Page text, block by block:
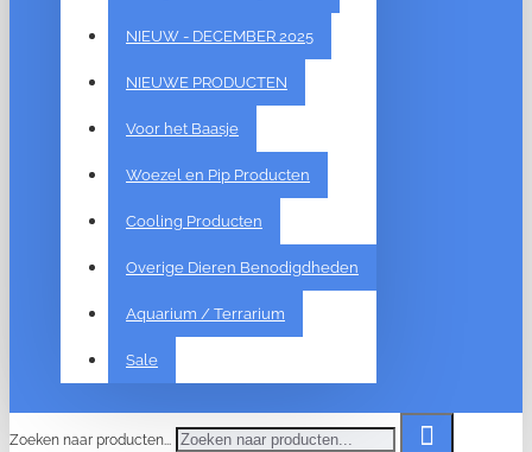
NIEUW - DECEMBER 2025
NIEUWE PRODUCTEN
Voor het Baasje
Woezel en Pip Producten
Cooling Producten
Overige Dieren Benodigdheden
Aquarium / Terrarium
Sale
Zoeken naar producten...